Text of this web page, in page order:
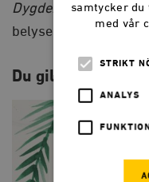
Dygder, individer,
belyser frågan om ett
Du gillar kanske
samtycker
med vår
STRIKT
ANALYS